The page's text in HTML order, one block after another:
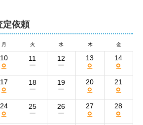
定依頼
月 火 水 木 金
10
○
11
ー
12
ー
13
○
14
○
17
○
18
ー
19
ー
20
○
21
○
24
○
25
ー
26
ー
27
○
28
○
。
の集客方法と売却活動の強み
な広告媒体を活用することで、幅広
た集客活動を実施しております。
イトとSUUMOやat home、HOME'S
タルサイトに掲載。YouTubeでも情
アップを狙います。